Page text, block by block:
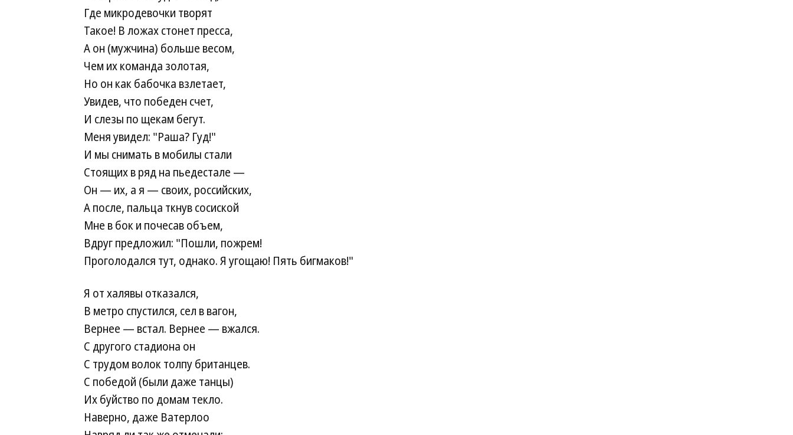
Где микродевочки творят
Такое! В ложах стонет пресса,
А он (мужчина) больше весом,
Чем их команда золотая,
Но он как бабочка взлетает,
Увидев, что победен счет,
И слезы по щекам бегут.
Меня увидел: "Раша? Гуд!"
И мы снимать в мобилы стали
Стоящих в ряд на пьедестале —
Он — их, а я — своих, российских,
А после, пальца ткнув сосиской
Мне в бок и почесав объем,
Вдруг предложил: "Пошли, пожрем!
Проголодался тут, однако.Я угощаю! Пять бигмаков!"
Я от халявы отказался,
В метро спустился, сел в вагон,
Вернее — встал. Вернее — вжался.
С другого стадиона он
С трудом волок толпу британцев.
С победой (были даже танцы)
Их буйство по домам текло.
Наверно, даже Ватерлоо